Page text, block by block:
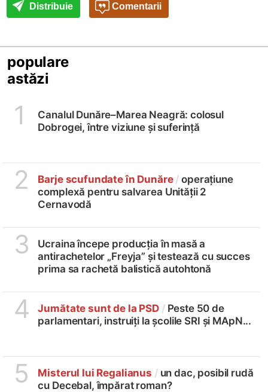
Distribuie Comentarii
populare
astăzi
1
Canalul Dunăre–Marea Neagră: colosul
Dobrogei, între viziune și suferință
2 Barje scufundate în Dunăre / operațiune
complexă pentru salvarea Unității 2
Cernavodă
3
Ucraina începe producția în masă a
antirachetelor „Freyja” și testează cu succes
prima sa rachetă balistică autohtonă
4 Jumătate sunt de la PSD / Peste 50 de
parlamentari, instruiți la școlile SRI și MApN...
5 Misterul lui Regalianus /un dac, posibil rudă
cu Decebal, împărat roman?